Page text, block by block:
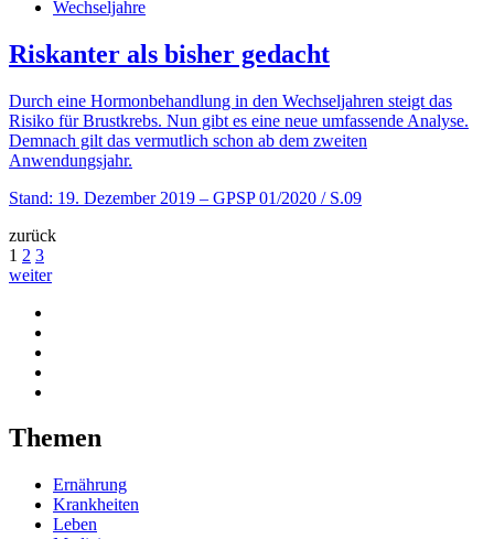
Wechseljahre
Riskanter als bisher gedacht
Durch eine Hormonbehandlung in den Wechseljahren steigt das
Risiko für Brustkrebs. Nun gibt es eine neue umfassende Analyse.
Demnach gilt das vermutlich schon ab dem zweiten
Anwendungsjahr.
Stand: 19. Dezember 2019 – GPSP 01/2020 / S.09
zurück
1 2 3
weiter
Themen
Ernährung
Krankheiten
Leben